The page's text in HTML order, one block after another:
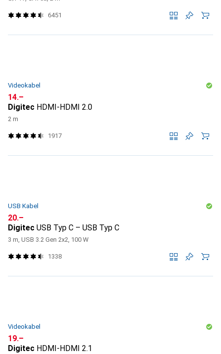
6451
Videokabel
CHF
14.–
Digitec HDMI-HDMI 2.0
2 m
1917
USB Kabel
CHF
20.–
Digitec USB Typ C – USB Typ C
3 m, USB 3.2 Gen 2x2, 100 W
1338
Videokabel
CHF
19.–
Digitec HDMI-HDMI 2.1